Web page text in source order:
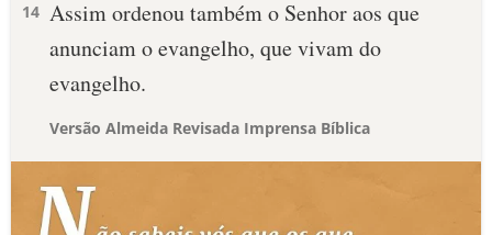
14 Assim ordenou também o Senhor aos que
anunciam o evangelho, que vivam do
evangelho.
Versão Almeida Revisada Imprensa Bíblica